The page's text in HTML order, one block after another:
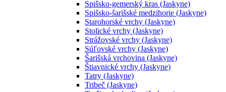
Spišsko-gemerský kras (Jaskyne)
Spišsko-šarišské medzihorie (Jaskyne)
Starohorské vrchy (Jaskyne)
Stolické vrchy (Jaskyne)
Strážovské vrchy (Jaskyne)
Súľovské vrchy (Jaskyne)
Šarišská vrchovina (Jaskyne)
Štiavnické vrchy (Jaskyne)
Tatry (Jaskyne)
Tribeč (Jaskyne)